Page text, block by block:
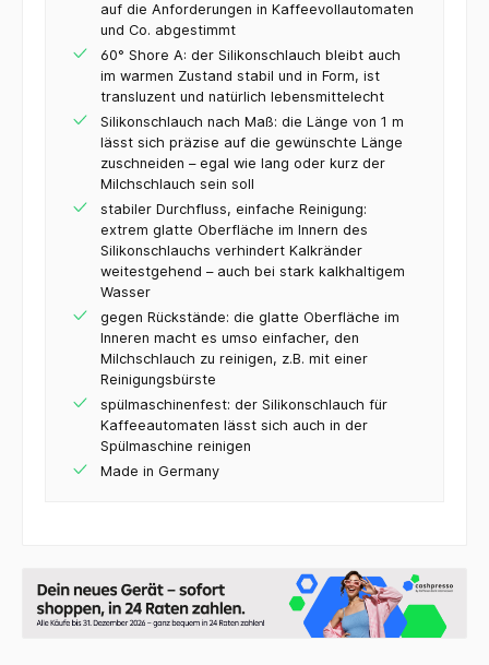
auf die Anforderungen in Kaffeevollautomaten
und Co. abgestimmt
60° Shore A: der Silikonschlauch bleibt auch
im warmen Zustand stabil und in Form, ist
transluzent und natürlich lebensmittelecht
Silikonschlauch nach Maß: die Länge von 1 m
lässt sich präzise auf die gewünschte Länge
zuschneiden – egal wie lang oder kurz der
Milchschlauch sein soll
stabiler Durchfluss, einfache Reinigung:
extrem glatte Oberfläche im Innern des
Silikonschlauchs verhindert Kalkränder
weitestgehend – auch bei stark kalkhaltigem
Wasser
gegen Rückstände: die glatte Oberfläche im
Inneren macht es umso einfacher, den
Milchschlauch zu reinigen, z.B. mit einer
Reinigungsbürste
spülmaschinenfest: der Silikonschlauch für
Kaffeeautomaten lässt sich auch in der
Spülmaschine reinigen
Made in Germany